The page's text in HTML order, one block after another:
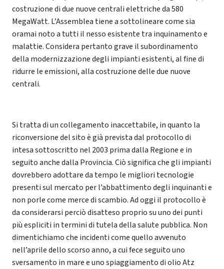
costruzione di due nuove centrali elettriche da 580
MegaWatt. L’Assemblea tiene a sottolineare come sia
oramai noto a tutti il nesso esistente tra inquinamento e
malattie. Considera pertanto grave il subordinamento
della modernizzazione degli impianti esistenti, al fine di
ridurre le emissioni, alla costruzione delle due nuove
centrali.
Si tratta di un collegamento inaccettabile, in quanto la
riconversione del sito è già prevista dal protocollo di
intesa sottoscritto nel 2003 prima dalla Regione e in
seguito anche dalla Provincia. Ciò significa che gli impianti
dovrebbero adottare da tempo le migliori tecnologie
presenti sul mercato per l’abbattimento degli inquinanti e
non porle come merce di scambio. Ad oggi il protocollo è
da considerarsi perciò disatteso proprio su uno dei punti
più espliciti in termini di tutela della salute pubblica. Non
dimentichiamo che incidenti come quello avvenuto
nell’aprile dello scorso anno, a cui fece seguito uno
sversamento in mare e uno spiaggiamento di olio Atz